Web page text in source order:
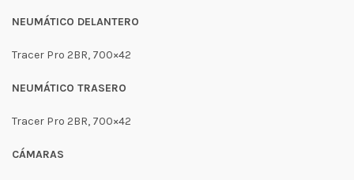
NEUMÁTICO DELANTERO
Tracer Pro 2BR, 700×42
NEUMÁTICO TRASERO
Tracer Pro 2BR, 700×42
CÁMARAS